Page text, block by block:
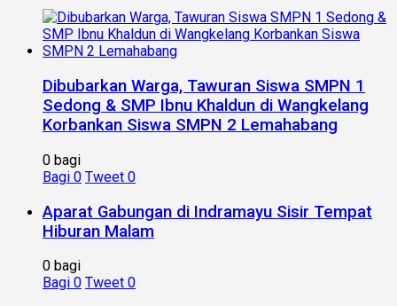
Dibubarkan Warga, Tawuran Siswa SMPN 1
Sedong & SMP Ibnu Khaldun di Wangkelang
Korbankan Siswa SMPN 2 Lemahabang
0 bagi
Bagi 0 Tweet 0
Aparat Gabungan di Indramayu Sisir Tempat
Hiburan Malam
0 bagi
Bagi 0 Tweet 0